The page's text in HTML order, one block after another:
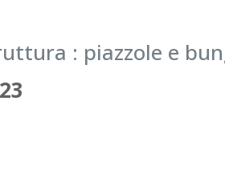
: piazzole e